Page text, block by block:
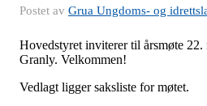
Postet av Grua Ungdoms- og
Hovedstyret inviterer til årsmøte
Granly. Velkommen!
Vedlagt ligger saksliste for møtet.